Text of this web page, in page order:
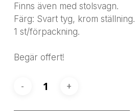
Finns även med stolsvagn.
Färg: Svart tyg, krom ställning.
1 st/förpackning.
Begär offert!